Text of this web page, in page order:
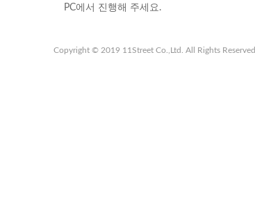
PC에서 진행해 주세요.
Copyright © 2019 11Street Co.,Ltd. All Rights Reserved.